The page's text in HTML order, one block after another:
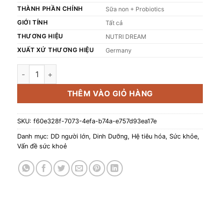
THÀNH PHẦN CHÍNH
Sữa non + Probiotics
GIỚI TÍNH
Tất cả
THƯƠNG HIỆU
NUTRI DREAM
XUẤT XỨ THƯƠNG HIỆU
Germany
Thực phẩm dinh dưỡng Y học Nutridream - Vị Chocolate
THÊM VÀO GIỎ HÀNG
SKU: f60e328f-7073-4efa-b74a-e757d93ea17e
Danh mục: DD người lớn, Dinh Dưỡng, Hệ tiêu hóa, Sức khỏe,
Vấn đề sức khoẻ